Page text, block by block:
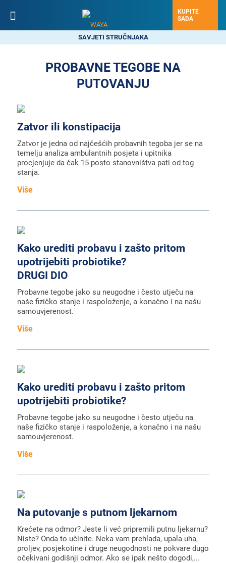
KUPITE
SADA
SAVJETI STRUČNJAKA
PROBAVNE TEGOBE NA
PUTOVANJU
Zatvor ili konstipacija
Zatvor je jedna od najčešćih probavnih tegoba jer se na
temelju analiza ambulantnih posjeta i upitnika
procjenjuje da čak 15 posto stanovništva pati od tog
stanja.
Više
Kako urediti probavu i zašto pritom
upotrijebiti probiotike?
DRUGI DIO
Probavne tegobe jako su neugodne i često utječu na
naše fizičko stanje i raspoloženje, a konačno i na našu
samouvjerenost.
Više
Kako urediti probavu i zašto pritom
upotrijebiti probiotike?
Probavne tegobe jako su neugodne i često utječu na
naše fizičko stanje i raspoloženje, a konačno i na našu
samouvjerenost.
Više
Na putovanje s putnom ljekarnom
Krećete na odmor? Jeste li već pripremili putnu ljekarnu?
Niste? Onda to učinite. Neka vam prehlada, upala uha,
proljev, posjekotine i druge neugodnosti ne pokvare dugo
očekivani godišnji odmor. Ako se ipak nešto dogodi,...